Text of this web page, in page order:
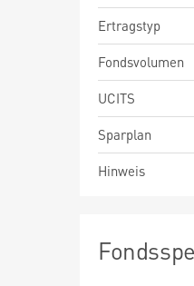
Ertragstyp
Fondsvolumen
UCITS
Sparplan
Hinweis